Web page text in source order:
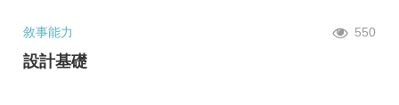
敘事能力 550
設計基礎